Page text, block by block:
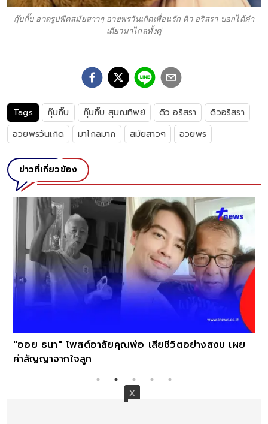
กุ๊บกิ๊บ อวดรูปพีคสมัยสาวๆ อวยพรวันเกิดเพื่อนรัก ดิว อริสรา บอกได้คำ
เดียวมาไกลทั้งคู่
Tags กุ๊บกิ๊บ กุ๊บกิ๊บ สุมณทิพย์ ดิว อริสรา
ดิวอริสรา
อวยพรวันเกิด
มาไกลมาก สมัยสาวๆ อวยพร
ข่าวที่เกี่ยวข้อง
"ออย ธนา" โพสต์อาลัยคุณพ่อ เสียชีวิตอย่างสงบ เผย
คำสัญญาจากใจลูก